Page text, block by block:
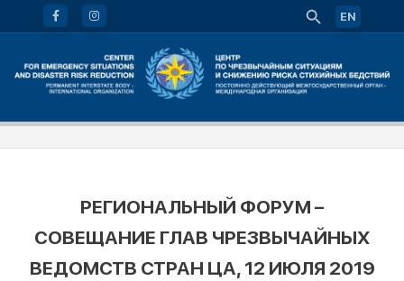
EN
РЕГИОНАЛЬНЫЙ ФОРУМ –
СОВЕЩАНИЕ ГЛАВ ЧРЕЗВЫЧАЙНЫХ
ВЕДОМСТВ СТРАН ЦА, 12 ИЮЛЯ 2019